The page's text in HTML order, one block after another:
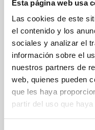
Esta página web usa
Las cookies de este
el contenido y los
sociales y analizar el
información sobre el
nuestros partners de
web, quienes pueden
que les haya
partir del uso que
Soluciones
construcción de